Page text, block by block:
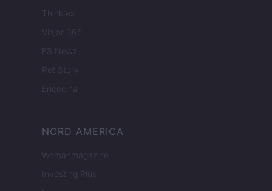
Think.es
Viajar 365
ES Newz
Pet Story
Encocina
NORD AMERICA
Womanmagazine
Investing Plus